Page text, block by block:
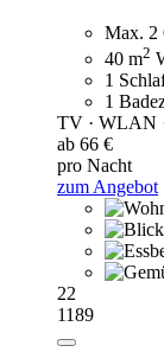
Max. 2
40 m2
1
1
TV · WLAN
ab 66 €
pro Nacht
zum Angebot
22
1189